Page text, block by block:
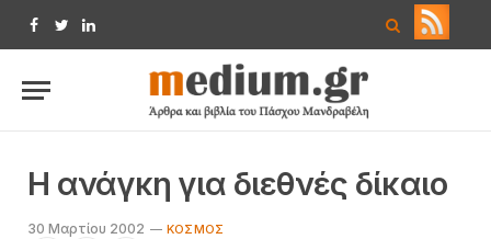
Facebook
TwitterLinkedIn
H ανάγκη για διεθνές δίκαιο
30 Μαρτίου 2002 ΚΌΣΜΟΣ